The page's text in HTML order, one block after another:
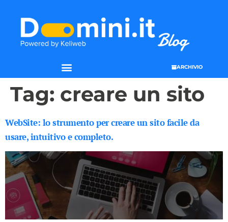
ARCHIVIO
Tag: creare un sito
WebSite: lo strumento per creare un sito facile da
usare, intuitivo e completo.